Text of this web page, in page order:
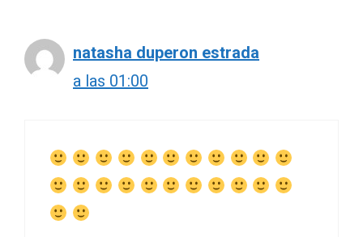
natasha duperon estrada
a las 01:00